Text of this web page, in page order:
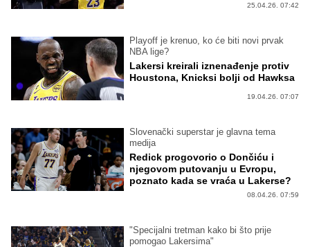
25.04.26. 07:42
Playoff je krenuo, ko će biti novi prvak
NBA lige?
Lakersi kreirali iznenađenje protiv
Houstona, Knicksi bolji od Hawksa
19.04.26. 07:07
Slovenački superstar je glavna tema
medija
Redick progovorio o Dončiću i
njegovom putovanju u Evropu,
poznato kada se vraća u Lakerse?
08.04.26. 07:59
"Specijalni tretman kako bi što prije
pomogao Lakersima"